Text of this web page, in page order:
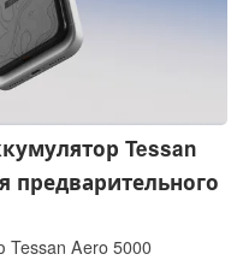
Tessan
предварительного
Aero 5000